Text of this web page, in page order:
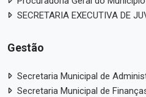
SECRETARIA EXECUTIVA DE
Gestão
Secretaria Municipal de
Secretaria Municipal de